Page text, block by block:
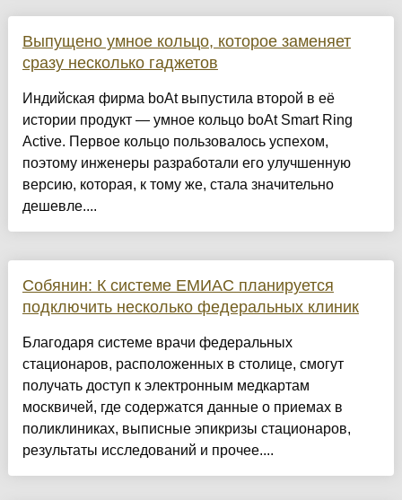
Выпущено умное кольцо, которое заменяет
сразу несколько гаджетов
Индийская фирма boAt выпустила второй в её
истории продукт — умное кольцо boAt Smart Ring
Active. Первое кольцо пользовалось успехом,
поэтому инженеры разработали его улучшенную
версию, которая, к тому же, стала значительно
дешевле....
Собянин: К системе ЕМИАС планируется
подключить несколько федеральных клиник
Благодаря системе врачи федеральных
стационаров, расположенных в столице, смогут
получать доступ к электронным медкартам
москвичей, где содержатся данные о приемах в
поликлиниках, выписные эпикризы стационаров,
результаты исследований и прочее....